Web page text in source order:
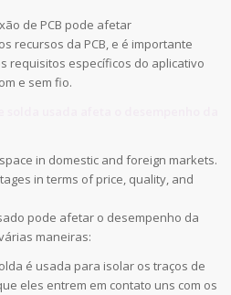
de PCB pode afetar
recursos da PCB, e é importante
requisitos específicos do aplicativo
e sem fio.
in domestic and foreign markets.
in terms of price, quality, and
pode afetar o desempenho da
maneiras:
é usada para isolar os traços de
eles entrem em contato uns com os